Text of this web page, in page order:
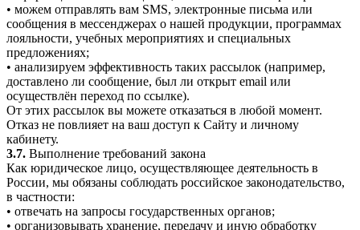
• можем отправлять вам SMS, электронные письма или
сообщения в мессенджерах о нашей продукции, программах
лояльности, учебных мероприятиях и специальных
предложениях;
• анализируем эффективность таких рассылок (например,
доставлено ли сообщение, был ли открыт email или
осуществлён переход по ссылке).
От этих рассылок вы можете отказаться в любой момент.
Отказ не повлияет на ваш доступ к Сайту и личному
кабинету.
3.7. Выполнение требований закона
Как юридическое лицо, осуществляющее деятельность в
России, мы обязаны соблюдать российское законодательство,
в частности:
• отвечать на запросы государственных органов;
• организовывать хранение, передачу и иную обработку